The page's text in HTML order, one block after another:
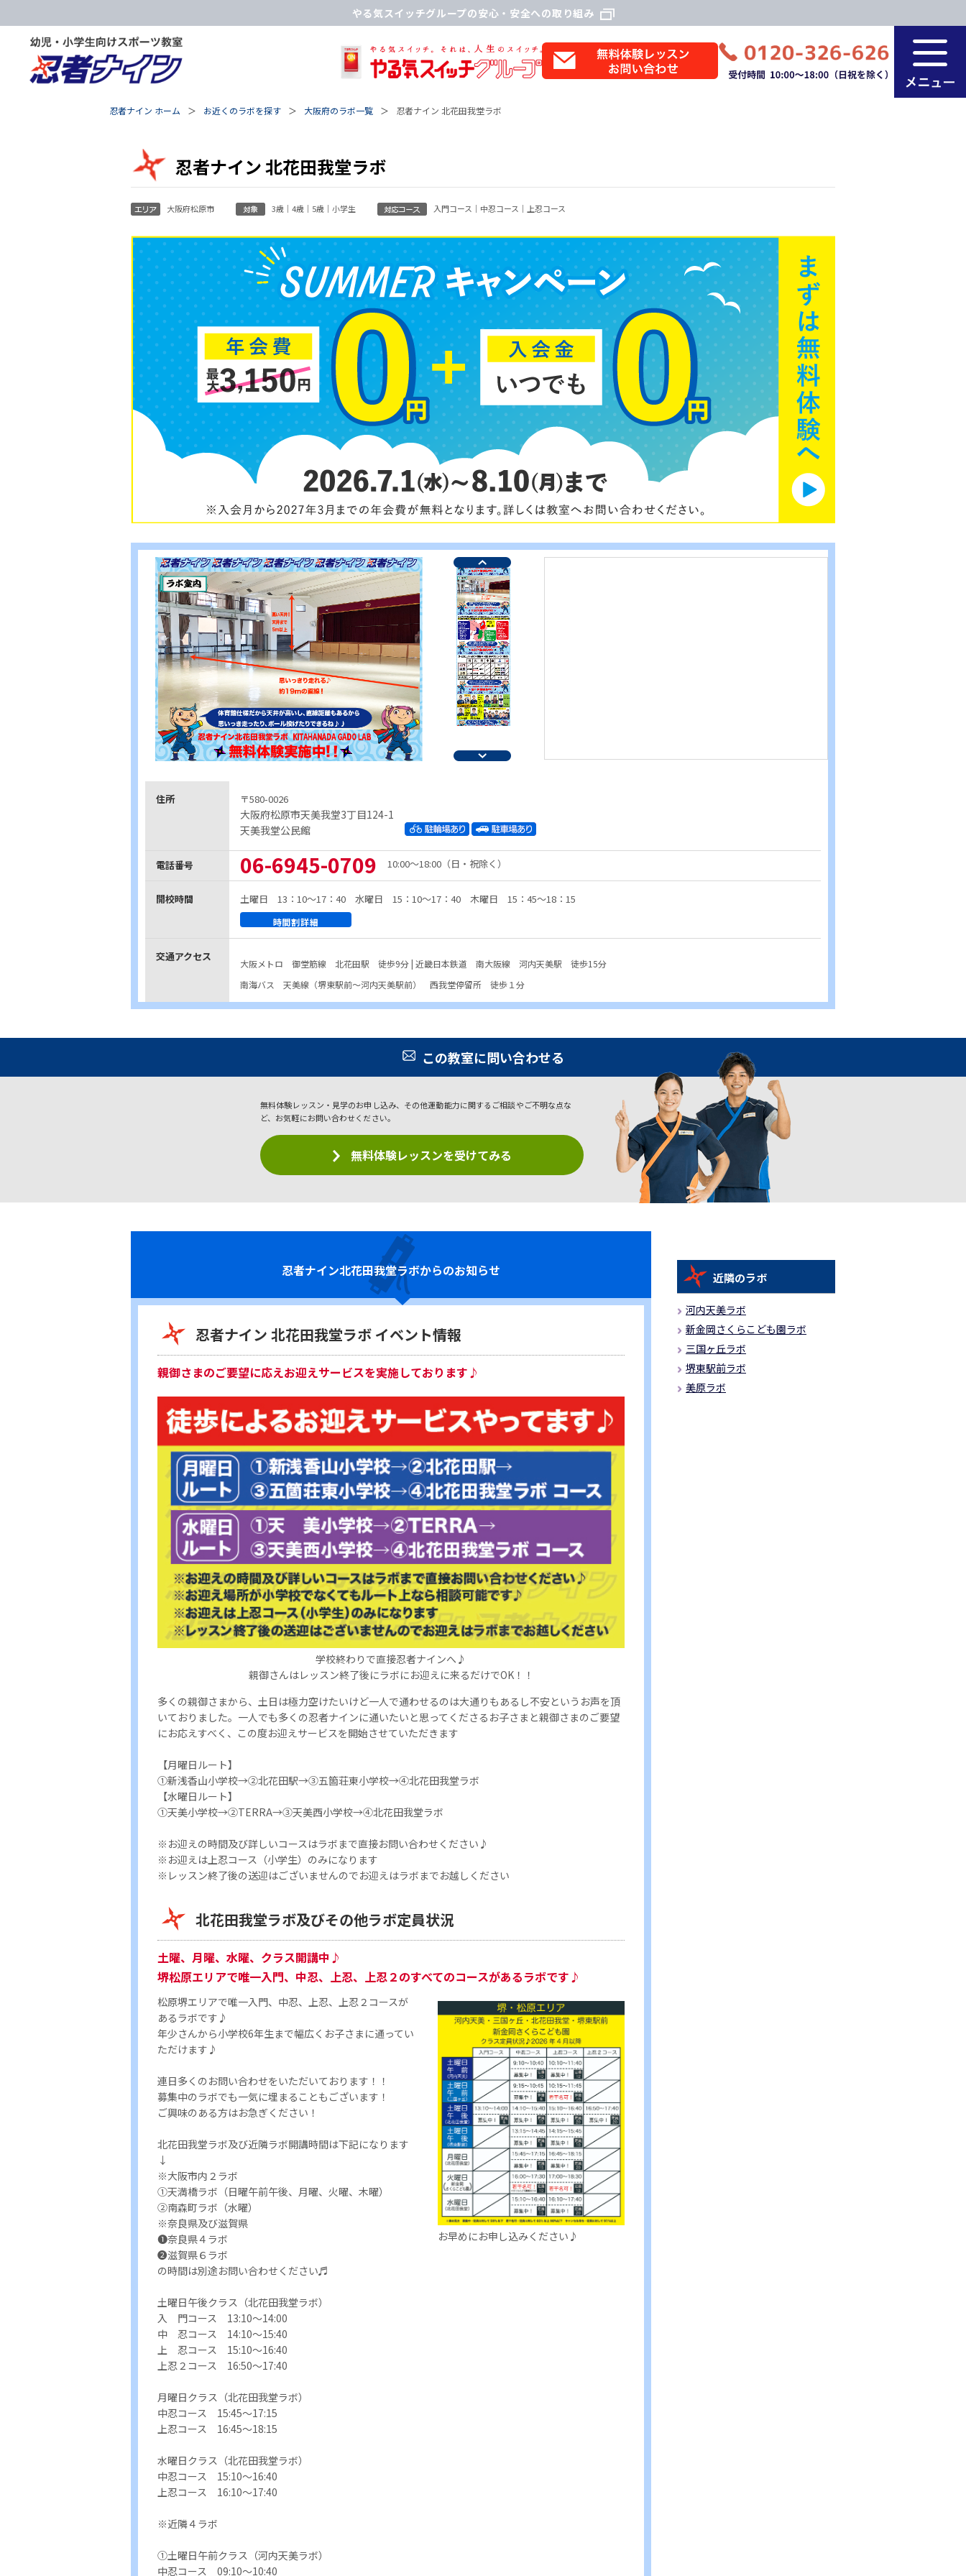
やる気スイッチグループの安心・安全への取り組み
忍者ナイン ホーム お近くのラボを探す 大阪府のラボ一覧 忍者ナイン 北花田我堂ラボ
忍者ナイン 北花田我堂ラボ
大阪府松原市 3歳｜4歳｜5歳｜小学生 入門コース｜中忍コース｜上忍コース
住所 〒580-0026
大阪府松原市天美我堂3丁目124-1
天美我堂公民館
電話番号 06-6945-0709 10:00～18:00（日・祝除く）
開校時間 土曜日 13：10～17：40 水曜日 15：10～17：40 木曜日 15：45～18：15
時間割詳細
交通アクセス
大阪メトロ 御堂筋線 北花田駅 徒歩9分 | 近畿日本鉄道 南大阪線 河内天美駅 徒歩15分
南海バス 天美線（堺東駅前〜河内天美駅前） 西我堂停留所 徒歩１分
この教室に問い合わせる
無料体験レッスン・見学のお申し込み、その他運動能力に関するご相談やご不明な点な
ど、お気軽にお問い合わせください。
無料体験レッスンを受けてみる
忍者ナイン北花田我堂ラボからのお知らせ
忍者ナイン 北花田我堂ラボ イベント情報
親御さまのご要望に応えお迎えサービスを実施しております♪
学校終わりで直接忍者ナインへ♪
親御さんはレッスン終了後にラボにお迎えに来るだけでOK！！
多くの親御さまから、土日は極力空けたいけど一人で通わせるのは大通りもあるし不安というお声を頂
いておりました。一人でも多くの忍者ナインに通いたいと思ってくださるお子さまと親御さまのご要望
にお応えすべく、この度お迎えサービスを開始させていただきます
【月曜日ルート】
①新浅香山小学校→②北花田駅→③五箇荘東小学校→④北花田我堂ラボ
【水曜日ルート】
①天美小学校→②TERRA→③天美西小学校→④北花田我堂ラボ
※お迎えの時間及び詳しいコースはラボまで直接お問い合わせください♪
※お迎えは上忍コース（小学生）のみになります
※レッスン終了後の送迎はございませんのでお迎えはラボまでお越しください
北花田我堂ラボ及びその他ラボ定員状況
土曜、月曜、水曜、クラス開講中♪
堺松原エリアで唯一入門、中忍、上忍、上忍２のすべてのコースがあるラボです♪
お早めにお申し込みください♪
松原堺エリアで唯一入門、中忍、上忍、上忍２コースが
あるラボです♪
年少さんから小学校6年生まで幅広くお子さまに通ってい
ただけます♪
連日多くのお問い合わせをいただいております！！
募集中のラボでも一気に埋まることもございます！
ご興味のある方はお急ぎください！
北花田我堂ラボ及び近隣ラボ開講時間は下記になります
↓
※大阪市内２ラボ
①天満橋ラボ（日曜午前午後、月曜、火曜、木曜）
②南森町ラボ（水曜）
※奈良県及び滋賀県
❶奈良県４ラボ
❷滋賀県６ラボ
の時間は別途お問い合わせください♬
土曜日午後クラス（北花田我堂ラボ）
入 門コース 13:10〜14:00
中 忍コース 14:10〜15:40
上 忍コース 15:10〜16:40
上忍２コース 16:50〜17:40
月曜日クラス（北花田我堂ラボ）
中忍コース 15:45〜17:15
上忍コース 16:45〜18:15
水曜日クラス（北花田我堂ラボ）
中忍コース 15:10〜16:40
上忍コース 16:10〜17:40
※近隣４ラボ
①土曜日午前クラス（河内天美ラボ）
中忍コース 09:10〜10:40
近隣のラボ
河内天美ラボ
新金岡さくらこども園ラボ
三国ヶ丘ラボ
堺東駅前ラボ
美原ラボ